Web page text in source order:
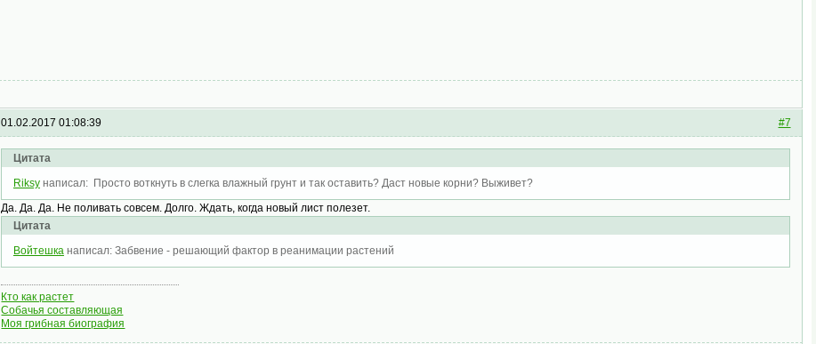
#7
01.02.2017 01:08:39
Цитата
Riksyнаписал: Просто воткнуть в слегка влажный грунт и так оставить? Даст новые корни? Выживет?
Да. Да. Да. Не поливать совсем. Долго. Ждать, когда новый лист полезет.
Цитата
Войтешканаписал: Забвение - решающий фактор в реанимации растений
Кто как растет
Собачья составляющая
Моя грибная биография